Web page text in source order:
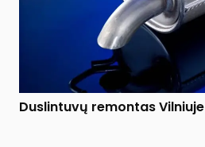
Duslintuvų remontas Vilniuje